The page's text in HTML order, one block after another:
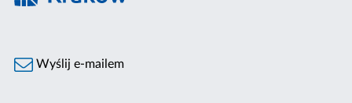
Wyślij e-mailem